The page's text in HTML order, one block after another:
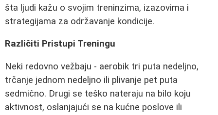
šta ljudi kažu o svojim treninzima, izazovima i
strategijama za održavanje kondicije.
Različiti Pristupi Treningu
Neki redovno vežbaju - aerobik tri puta nedeljno,
trčanje jednom nedeljno ili plivanje pet puta
sedmično. Drugi se teško nateraju na bilo koju
aktivnost, oslanjajući se na kućne poslove ili